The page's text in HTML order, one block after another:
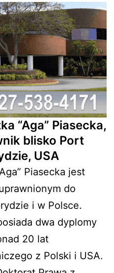
“Aga” Piasecka,
blisko Port
USA
Piasecka jest
do
i w Polsce.
dwa dyplomy
20 lat
z Polski i USA.